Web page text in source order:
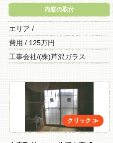
内窓の取付
エリア /
費用 / 125万円
工事会社/(株)芹沢ガラス